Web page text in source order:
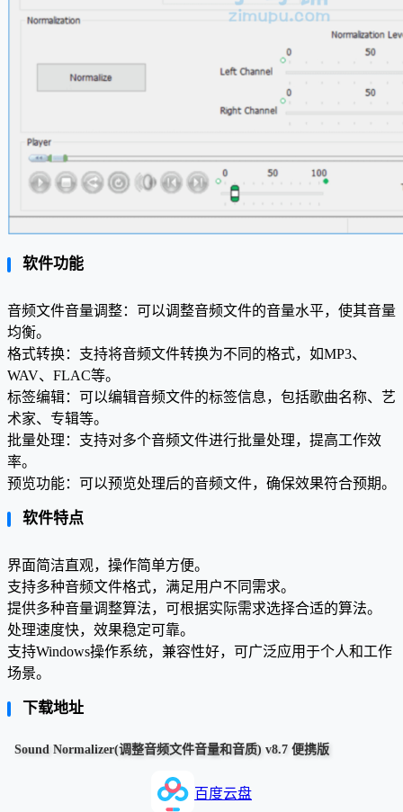
软件功能
音频文件音量调整：可以调整音频文件的音量水平，使其音量
均衡。
格式转换：支持将音频文件转换为不同的格式，如MP3、
WAV、FLAC等。
标签编辑：可以编辑音频文件的标签信息，包括歌曲名称、艺
术家、专辑等。
批量处理：支持对多个音频文件进行批量处理，提高工作效
率。
预览功能：可以预览处理后的音频文件，确保效果符合预期。
软件特点
界面简洁直观，操作简单方便。
支持多种音频文件格式，满足用户不同需求。
提供多种音量调整算法，可根据实际需求选择合适的算法。
处理速度快，效果稳定可靠。
支持Windows操作系统，兼容性好，可广泛应用于个人和工作
场景。
下载地址
Sound Normalizer(调整音频文件音量和音质) v8.7 便携版
百度云盘